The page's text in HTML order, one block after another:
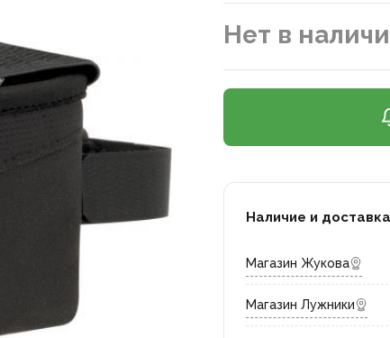
Нет в
Наличие и
Магазин Жукова
Магазин Лужники